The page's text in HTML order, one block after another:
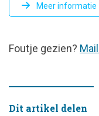
Meer informatie
FOUTJE
GEZIEN?
Foutje gezien?
Dit artikel delen